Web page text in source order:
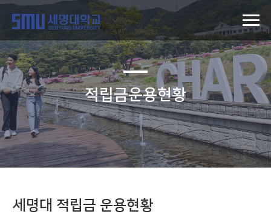
적립금운용현황
세명대 적립금 운용현황